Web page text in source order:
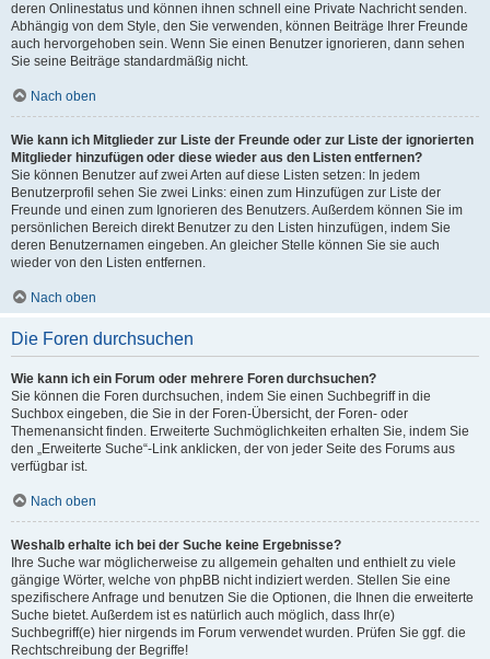
deren Onlinestatus und können ihnen schnell eine Private Nachricht senden.
Abhängig von dem Style, den Sie verwenden, können Beiträge Ihrer Freunde
auch hervorgehoben sein. Wenn Sie einen Benutzer ignorieren, dann sehen
Sie seine Beiträge standardmäßig nicht.
Nach oben
Wie kann ich Mitglieder zur Liste der Freunde oder zur Liste der ignorierten
Mitglieder hinzufügen oder diese wieder aus den Listen entfernen?
Sie können Benutzer auf zwei Arten auf diese Listen setzen: In jedem
Benutzerprofil sehen Sie zwei Links: einen zum Hinzufügen zur Liste der
Freunde und einen zum Ignorieren des Benutzers. Außerdem können Sie im
persönlichen Bereich direkt Benutzer zu den Listen hinzufügen, indem Sie
deren Benutzernamen eingeben. An gleicher Stelle können Sie sie auch
wieder von den Listen entfernen.
Nach oben
Die Foren durchsuchen
Wie kann ich ein Forum oder mehrere Foren durchsuchen?
Sie können die Foren durchsuchen, indem Sie einen Suchbegriff in die
Suchbox eingeben, die Sie in der Foren-Übersicht, der Foren- oder
Themenansicht finden. Erweiterte Suchmöglichkeiten erhalten Sie, indem Sie
den „Erweiterte Suche“-Link anklicken, der von jeder Seite des Forums aus
verfügbar ist.
Nach oben
Weshalb erhalte ich bei der Suche keine Ergebnisse?
Ihre Suche war möglicherweise zu allgemein gehalten und enthielt zu viele
gängige Wörter, welche von phpBB nicht indiziert werden. Stellen Sie eine
spezifischere Anfrage und benutzen Sie die Optionen, die Ihnen die erweiterte
Suche bietet. Außerdem ist es natürlich auch möglich, dass Ihr(e)
Suchbegriff(e) hier nirgends im Forum verwendet wurden. Prüfen Sie ggf. die
Rechtschreibung der Begriffe!